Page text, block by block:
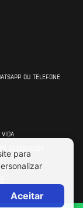
OU TELEFONE.